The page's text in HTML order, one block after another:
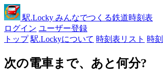
駅.Locky みんなでつくる鉄道時刻表
ログイン ユーザー登録
トップ 駅.Lockyについて 時刻表リスト 時
次の電車まで、あと何分?